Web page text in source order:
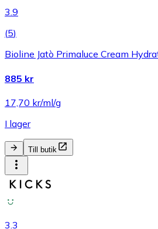
3.9
(5)
Bioline Jatò Primaluce Cream
885 kr
17,70 kr/ml/g
I lager
Till butik
3.3